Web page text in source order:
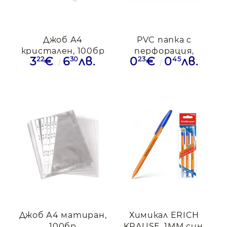
Джоб А4
кристален, 100бр
322€ 630лв.
PVC папка с
перфорация,
светлосин
023€ 045лв.
Джоб А4 матиран,
Химикал ERICH